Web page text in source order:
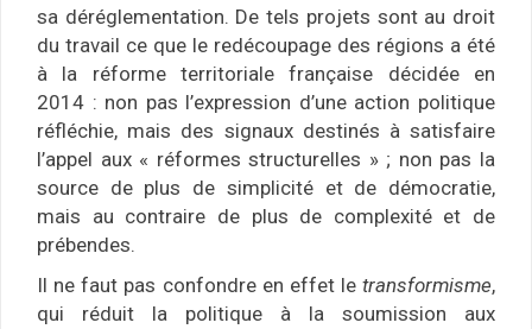
sa déréglementation. De tels projets sont au droit
du travail ce que le redécoupage des régions a été
à la réforme territoriale française décidée en
2014 : non pas l’expression d’une action politique
réfléchie, mais des signaux destinés à satisfaire
l’appel aux « réformes structurelles » ; non pas la
source de plus de simplicité et de démocratie,
mais au contraire de plus de complexité et de
prébendes.
Il ne faut pas confondre en effet le transformisme,
qui réduit la politique à la soumission aux